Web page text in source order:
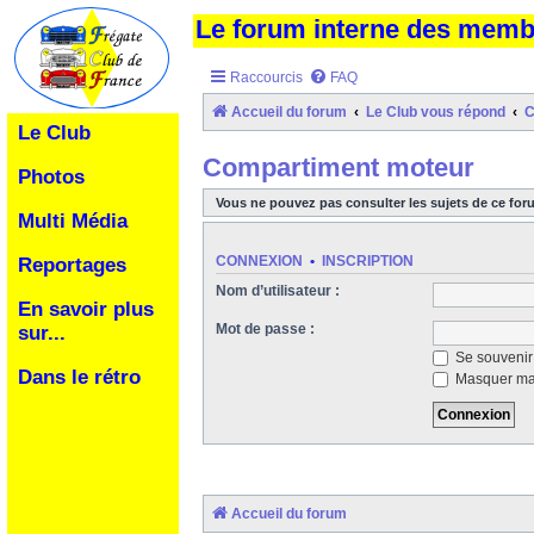
Le Club
Photos
Multi Média
Reportages
En savoir plus
sur...
Dans le rétro
Le forum interne des
Raccourcis FAQ
Accueil du forum Le Club vous répond
Compartiment moteur
Vous ne pouvez pas consulter les sujets de ce
CONNEXION • INSCRIPTION
Nom d’utilisateur :
Mot de passe :
Se
Masquer
Accueil du forum